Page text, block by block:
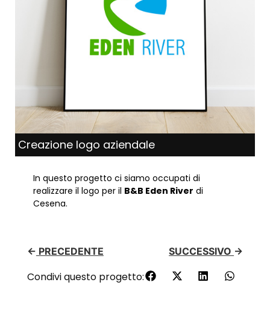
Creazione logo aziendale
In questo progetto ci siamo occupati di
realizzare il logo per il B&B Eden River di
Cesena.
← PRECEDENTE SUCCESSIVO →
Condivi questo progetto: